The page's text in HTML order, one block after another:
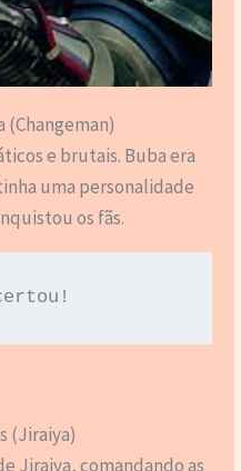
(Changeman)
e brutais. Buba era
uma personalidade
os fãs.
(Jiraiya)
Jiraiya, comandando as